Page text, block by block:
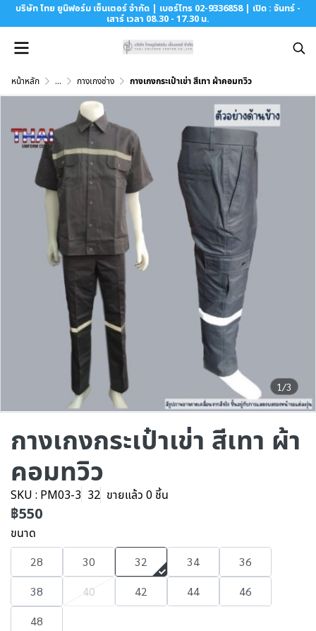
บริษัท ไทย ยูนิฟอร์ม เซ็นเตอร์ จำกัด | เบอร์โทร 02-9336858 | เปิด : จันทร์ -
เสาร์ เวลา 08.30 - 17.30 น.
หน้าหลัก ... กางเกงช่าง กางเกงกระเป๋าเข่า สีเทา ผ้าคอมทวิว
1/3
กางเกงกระเป๋าเข่า สีเทา ผ้า
คอมทวิว
SKU : PM03-3 32 ขายแล้ว 0 ชิ้น
฿550
ขนาด
28 30 32 34
36
38
40 42 44
46
48